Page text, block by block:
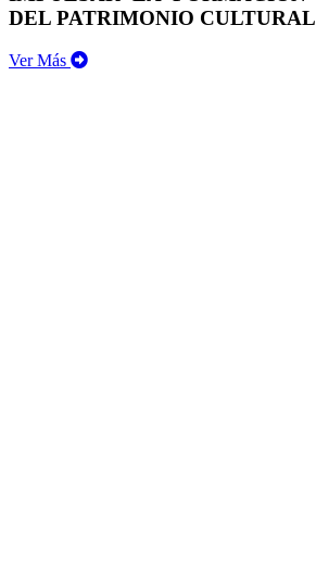
DEL PATRIMONIO CULTURAL
Ver Más